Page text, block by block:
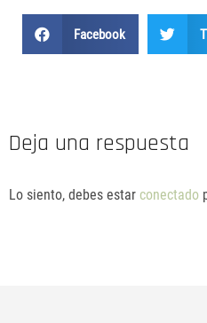
Facebook
Deja una respuesta
Lo siento, debes estar conectado